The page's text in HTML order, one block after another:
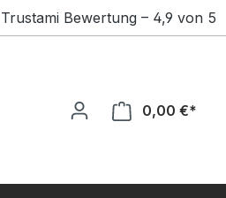
Trustami Bewertung – 4,9 von 5
0,00 €*